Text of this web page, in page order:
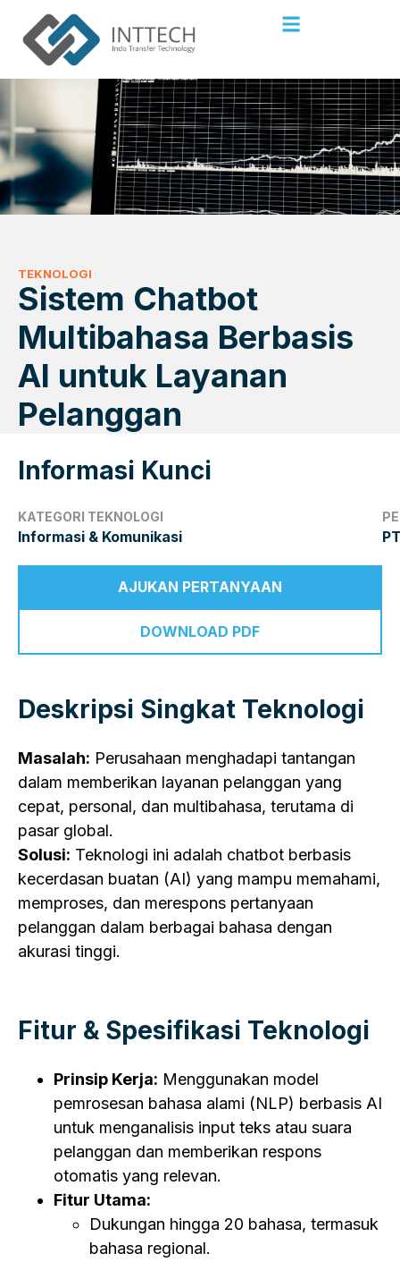
TEKNOLOGI
Sistem Chatbot
Multibahasa Berbasis
AI untuk Layanan
Pelanggan
Deskripsi Singkat Teknologi
Masalah: Perusahaan menghadapi tantangan
dalam memberikan layanan pelanggan yang
cepat, personal, dan multibahasa, terutama di
pasar global.
Solusi: Teknologi ini adalah chatbot berbasis
kecerdasan buatan (AI) yang mampu memahami,
memproses, dan merespons pertanyaan
pelanggan dalam berbagai bahasa dengan
akurasi tinggi.
Fitur & Spesifikasi Teknologi
Prinsip Kerja: Menggunakan model
pemrosesan bahasa alami (NLP) berbasis AI
untuk menganalisis input teks atau suara
pelanggan dan memberikan respons
otomatis yang relevan.
Fitur Utama:
Dukungan hingga 20 bahasa, termasuk
bahasa regional.
Informasi Kunci
KATEGORI TEKNOLOGI
Informasi & Komunikasi
AJUKAN PERTANYAAN
DOWNLOAD PDF